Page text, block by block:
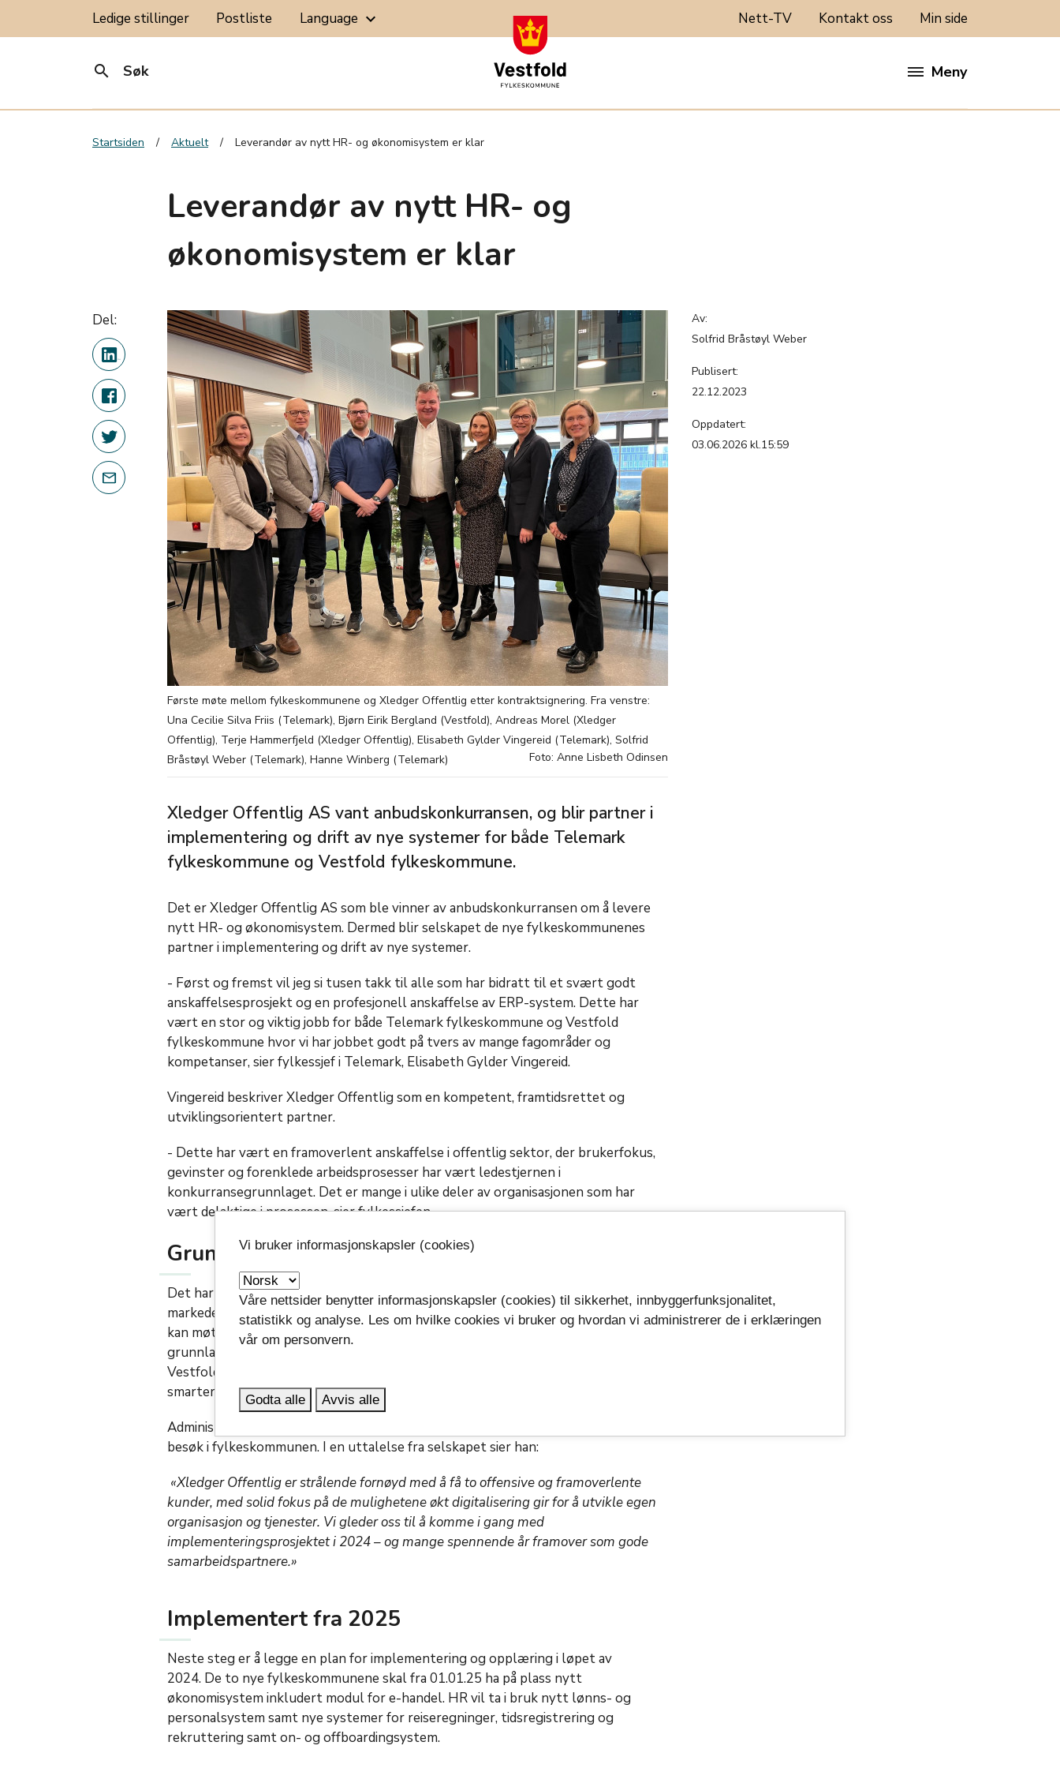
Ledige stillinger Postliste Language keyboard_arrow_down Nett-TV Kontakt oss Min side
search Søk Meny
Startsiden Aktuelt Leverandør av nytt HR- og økonomisystem er klar
Leverandør av nytt HR- og
økonomisystem er klar
Del:
Første møte mellom fylkeskommunene og Xledger Offentlig etter kontraktsignering. Fra venstre:
Una Cecilie Silva Friis (Telemark), Bjørn Eirik Bergland (Vestfold), Andreas Morel (Xledger
Offentlig), Terje Hammerfjeld (Xledger Offentlig), Elisabeth Gylder Vingereid (Telemark), Solfrid
Bråstøyl Weber (Telemark), Hanne Winberg (Telemark)
Foto: Anne Lisbeth Odinsen
Av:
Solfrid Bråstøyl Weber
Publisert:
22.12.2023
Oppdatert:
03.06.2026 kl.15:59
Xledger Offentlig AS vant anbudskonkurransen, og blir partner i
implementering og drift av nye systemer for både Telemark
fylkeskommune og Vestfold fylkeskommune.
Det er Xledger Offentlig AS som ble vinner av anbudskonkurransen om å levere
nytt HR- og økonomisystem. Dermed blir selskapet de nye fylkeskommunenes
partner i implementering og drift av nye systemer.
- Først og fremst vil jeg si tusen takk til alle som har bidratt til et svært godt
anskaffelsesprosjekt og en profesjonell anskaffelse av ERP-system. Dette har
vært en stor og viktig jobb for både Telemark fylkeskommune og Vestfold
fylkeskommune hvor vi har jobbet godt på tvers av mange fagområder og
kompetanser, sier fylkessjef i Telemark, Elisabeth Gylder Vingereid.
Vingereid beskriver Xledger Offentlig som en kompetent, framtidsrettet og
utviklingsorientert partner.
- Dette har vært en framoverlent anskaffelse i offentlig sektor, der brukerfokus,
gevinster og forenklede arbeidsprosesser har vært ledestjernen i
konkurransegrunnlaget. Det er mange i ulike deler av organisasjonen som har
vært delaktige i prosessen, sier fylkessjefen.
Grundig prosess
Det har vært en grundig prosess med gode leverandører. Vinneren tilbyr noe av
markedets mest innovative og spennende ERP-løsninger, hvor fylkeskommunene
kan møte fremtiden med et moderne og godt system. Verktøyet legger
grunnlaget for god og strukturert styring av Telemark fylkeskommune og
Vestfold fylkeskommune. ERP-løsningen vil gi gode muligheter for å jobbe
smartere samt bidra til videre faglig utvikling til det beste for fylkene.
Administrerende direktør i Xledger Offentlig, Terje Hammerfjeld, var denne uken på
besøk i fylkeskommunen. I en uttalelse fra selskapet sier han:
«Xledger Offentlig er strålende fornøyd med å få to offensive og framoverlente
kunder, med solid fokus på de mulighetene økt digitalisering gir for å utvikle egen
organisasjon og tjenester. Vi gleder oss til å komme i gang med
implementeringsprosjektet i 2024 – og mange spennende år framover som gode
samarbeidspartnere.»
Implementert fra 2025
Neste steg er å legge en plan for implementering og opplæring i løpet av
2024. De to nye fylkeskommunene skal fra 01.01.25 ha på plass nytt
økonomisystem inkludert modul for e-handel. HR vil ta i bruk nytt lønns- og
personalsystem samt nye systemer for reiseregninger, tidsregistrering og
rekruttering samt on- og offboardingsystem.
Vi bruker informasjonskapsler (cookies)
Våre nettsider benytter informasjonskapsler (cookies) til sikkerhet, innbyggerfunksjonalitet,
statistikk og analyse. Les om hvilke cookies vi bruker og hvordan vi administrerer de i erklæringen
vår om personvern.
Godta alle Avvis alle